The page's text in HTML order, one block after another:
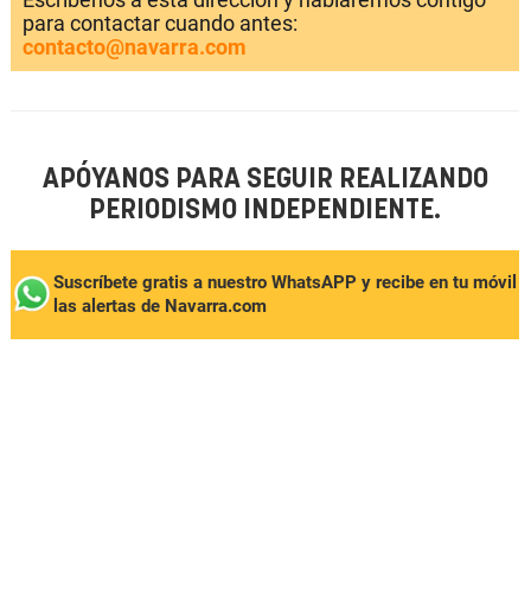
para contactar cuando antes:
contacto@navarra.com
APÓYANOS PARA SEGUIR REALIZANDO
PERIODISMO INDEPENDIENTE.
Suscríbete gratis a nuestro WhatsAPP y recibe en tu móvil
las alertas de Navarra.com